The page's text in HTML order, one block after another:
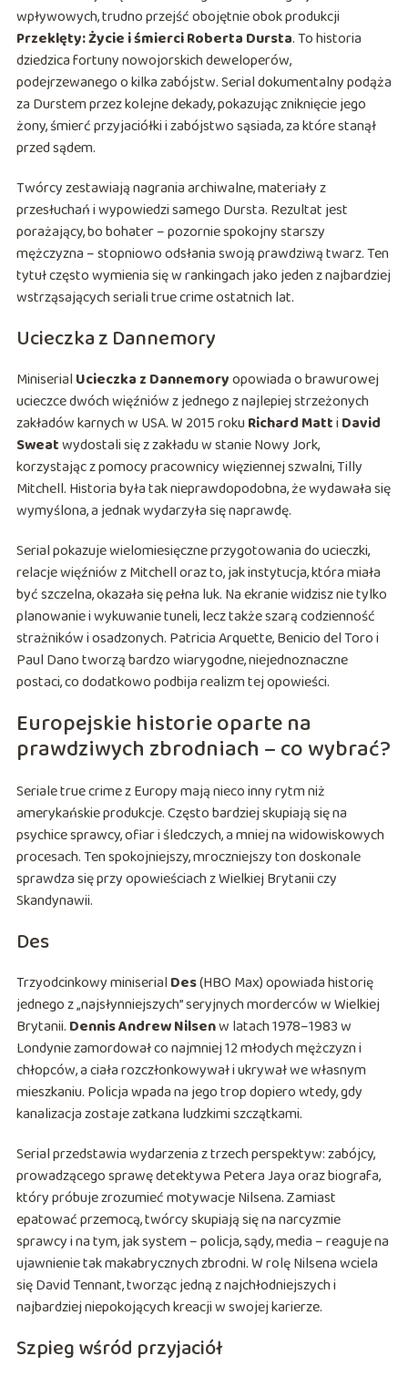
wpływowych, trudno przejść obojętnie obok produkcji
Przeklęty: Życie i śmierci Roberta Dursta. To historia
dziedzica fortuny nowojorskich deweloperów,
podejrzewanego o kilka zabójstw. Serial dokumentalny podąża
za Durstem przez kolejne dekady, pokazując zniknięcie jego
żony, śmierć przyjaciółki i zabójstwo sąsiada, za które stanął
przed sądem.
Twórcy zestawiają nagrania archiwalne, materiały z
przesłuchań i wypowiedzi samego Dursta. Rezultat jest
porażający, bo bohater – pozornie spokojny starszy
mężczyzna – stopniowo odsłania swoją prawdziwą twarz. Ten
tytuł często wymienia się w rankingach jako jeden z najbardziej
wstrząsających seriali true crime ostatnich lat.
Ucieczka z Dannemory
Miniserial Ucieczka z Dannemoryopowiada o brawurowej
ucieczce dwóch więźniów z jednego z najlepiej strzeżonych
zakładów karnych w USA. W 2015 rokuRichard Matti David
Sweatwydostali się z zakładu w stanie Nowy Jork,
korzystając z pomocy pracownicy więziennej szwalni, Tilly
Mitchell. Historia była tak nieprawdopodobna, że wydawała się
wymyślona, a jednak wydarzyła się naprawdę.
Serial pokazuje wielomiesięczne przygotowania do ucieczki,
relacje więźniów z Mitchell oraz to, jak instytucja, która miała
być szczelna, okazała się pełna luk. Na ekranie widzisz nie tylko
planowanie i wykuwanie tuneli, lecz także szarą codzienność
strażników i osadzonych. Patricia Arquette, Benicio del Toro i
Paul Dano tworzą bardzo wiarygodne, niejednoznaczne
postaci, co dodatkowo podbija realizm tej opowieści.
Europejskie historie oparte na
prawdziwych zbrodniach – co wybrać?
Seriale true crime z Europy mają nieco inny rytm niż
amerykańskie produkcje. Często bardziej skupiają się na
psychice sprawcy, ofiar i śledczych, a mniej na widowiskowych
procesach. Ten spokojniejszy, mroczniejszy ton doskonale
sprawdza się przy opowieściach z Wielkiej Brytanii czy
Skandynawii.
Des
Trzyodcinkowy miniserial Des(HBO Max) opowiada historię
jednego z „najsłynniejszych” seryjnych morderców w Wielkiej
Brytanii. Dennis Andrew Nilsenw latach 1978–1983 w
Londynie zamordował co najmniej 12 młodych mężczyzn i
chłopców, a ciała rozczłonkowywał i ukrywał we własnym
mieszkaniu. Policja wpada na jego trop dopiero wtedy, gdy
kanalizacja zostaje zatkana ludzkimi szczątkami.
Serial przedstawia wydarzenia z trzech perspektyw: zabójcy,
prowadzącego sprawę detektywa Petera Jaya oraz biografa,
który próbuje zrozumieć motywacje Nilsena. Zamiast
epatować przemocą, twórcy skupiają się na narcyzmie
sprawcy i na tym, jak system – policja, sądy, media – reaguje na
ujawnienie tak makabrycznych zbrodni. W rolę Nilsena wciela
się David Tennant, tworząc jedną z najchłodniejszych i
najbardziej niepokojących kreacji w swojej karierze.
Szpieg wśród przyjaciół